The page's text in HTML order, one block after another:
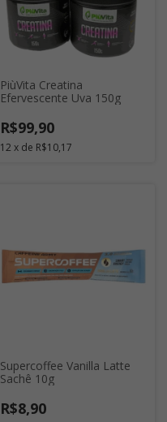
PiùVita Creatina
Efervescente Uva 150g
R$99,90
12 x de R$10,17
Supercoffee Vanilla Latte
Sachê 10g
R$8,90